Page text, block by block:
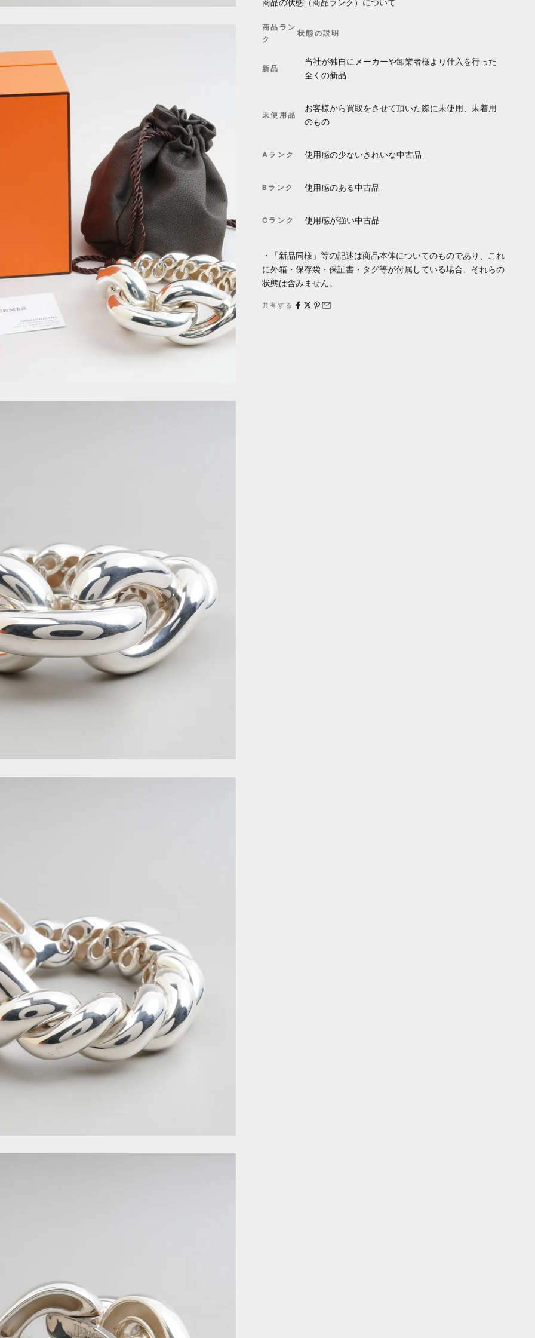
商品の状態（商品ランク）について
商品ラン
ク
状態の説明
新品
当社が独自にメーカーや卸業者様より仕入を行った
全くの新品
未使用品
お客様から買取をさせて頂いた際に未使用、未着用
のもの
Aランク 使用感の少ないきれいな中古品
Bランク 使用感のある中古品
Cランク 使用感が強い中古品
・「新品同様」等の記述は商品本体についてのものであり、これ
に外箱・保存袋・保証書・タグ等が付属している場合、それらの
状態は含みません。
共有する